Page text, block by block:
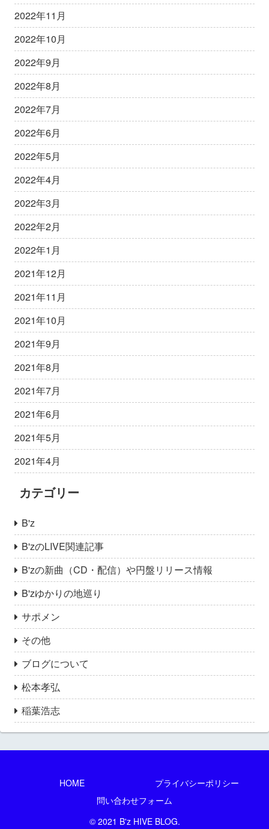
2022年11月
2022年10月
2022年9月
2022年8月
2022年7月
2022年6月
2022年5月
2022年4月
2022年3月
2022年2月
2022年1月
2021年12月
2021年11月
2021年10月
2021年9月
2021年8月
2021年7月
2021年6月
2021年5月
2021年4月
カテゴリー
B'z
B'zのLIVE関連記事
B'zの新曲（CD・配信）や円盤リリース情報
B'zゆかりの地巡り
サポメン
その他
ブログについて
松本孝弘
稲葉浩志
HOME
プライバシーポリシー
問い合わせフォーム
© 2021 B'z HIVE BLOG.